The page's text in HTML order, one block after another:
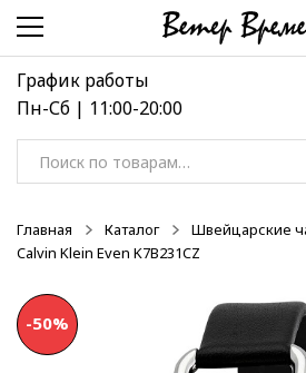
Перейти
навигации
Перейти
содержимому
График работы
Пн-Сб | 11:00-20:00
Искать:
Главная Каталог Швейцарские
Calvin Klein Even K7B231CZ
-50%
-40%